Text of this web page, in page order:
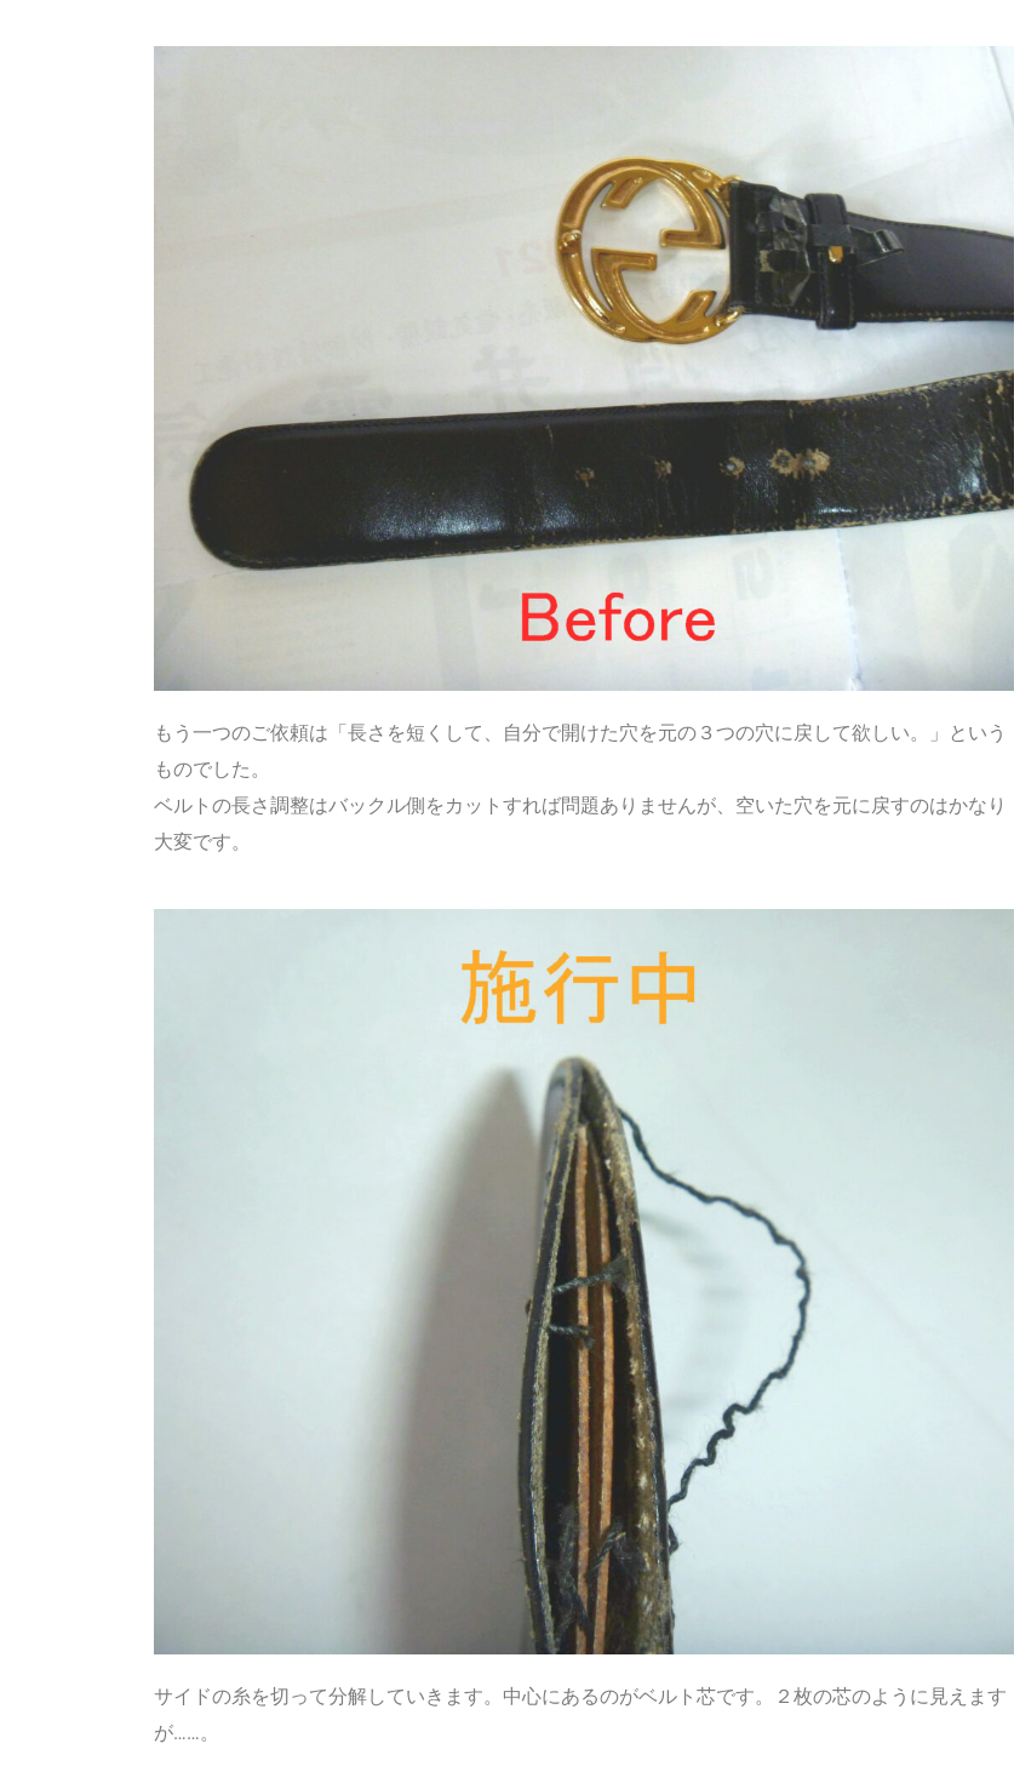
もう一つのご依頼は「長さを短くして、自分で開けた穴を元の３つの穴に戻して欲しい。」という
ものでした。
ベルトの長さ調整はバックル側をカットすれば問題ありませんが、空いた穴を元に戻すのはかなり
大変です。
サイドの糸を切って分解していきます。中心にあるのがベルト芯です。２枚の芯のように見えます
が……。